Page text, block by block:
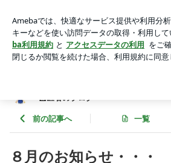
ンザル歯医者のブログ～
アプリをダウンロードして ブログの更新通知
ょう。
歯医者のブログ～
前の記事へ 一覧
８月のお知らせ・・・